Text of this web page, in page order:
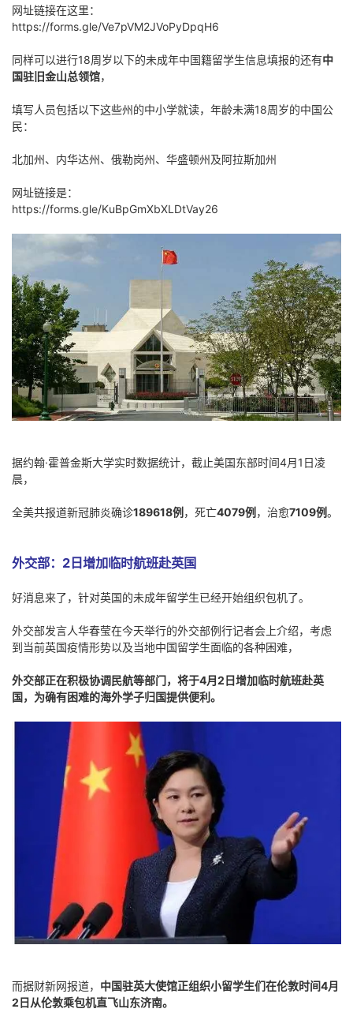
网址链接在这里：
https://forms.gle/Ve7pVM2JVoPyDpqH6
同样可以进行18周岁以下的未成年中国籍留学生信息填报的还有中
国驻旧金山总领馆，
填写人员包括以下这些州的中小学就读，年龄未满18周岁的中国公
民：
北加州、内华达州、俄勒岗州、华盛顿州及阿拉斯加州
网址链接是：
https://forms.gle/KuBpGmXbXLDtVay26
据约翰·霍普金斯大学实时数据统计，截止美国东部时间4月1日凌
晨，
全美共报道新冠肺炎确诊189618例 ，死亡4079例 ，治愈7109例。
外交部：2日增加临时航班赴英国
好消息来了，针对英国的未成年留学生已经开始组织包机了。
外交部发言人华春莹在今天举行的外交部例行记者会上介绍，考虑
到当前英国疫情形势以及当地中国留学生面临的各种困难，
外交部正在积极协调民航等部门，将于4月2日增加临时航班赴英
国，为确有困难的海外学子归国提供便利。
而据财新网报道， 中国驻英大使馆正组织小留学生们在伦敦时间4月
2日从伦敦乘包机直飞山东济南。